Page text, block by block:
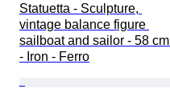
Statuetta - Sculpture,
vintage balance figure
sailboat and sailor - 58 cm
- Iron - Ferro